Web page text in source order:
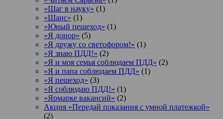
«Шаг в науку» (1)
«Шанс» (1)
«Юный пешеход» (1)
«Я донор» (5)
«Я дружу со светофором!» (1)
«Я знаю ПДД!» (2)
«Я и моя семья соблюдаем ПДД» (2)
«Я и папа соблюдаем ПДД» (1)
«Я пешеход» (3)
«Я соблюдаю ПДД!» (1)
«Ярмарке вакансий» (2)
Акция «Передай показания с умной платежкой»
(2)